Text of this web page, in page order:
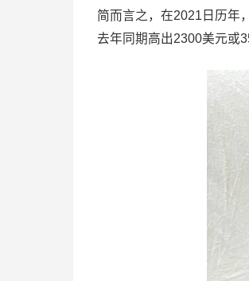
简而言之，在2021日历年
去年同期高出2300美元或